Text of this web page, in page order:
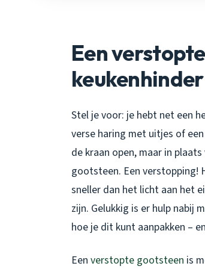
Een
keukenhinder
Stel je voor: je hebt net een
verse haring met uitjes of
de kraan open, maar in
gootsteen. Een verstopping!
sneller dan het licht aan het
zijn. Gelukkig is er hulp nabij
hoe je dit kunt aanpakken –
Een verstopte gootsteen is